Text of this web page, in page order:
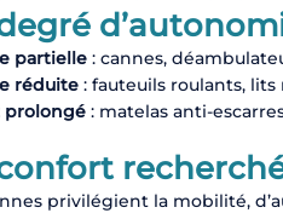
partielle : cannes,
réduite : fauteuils roulants, lits
: matelas anti-
privilégient la mobilité,